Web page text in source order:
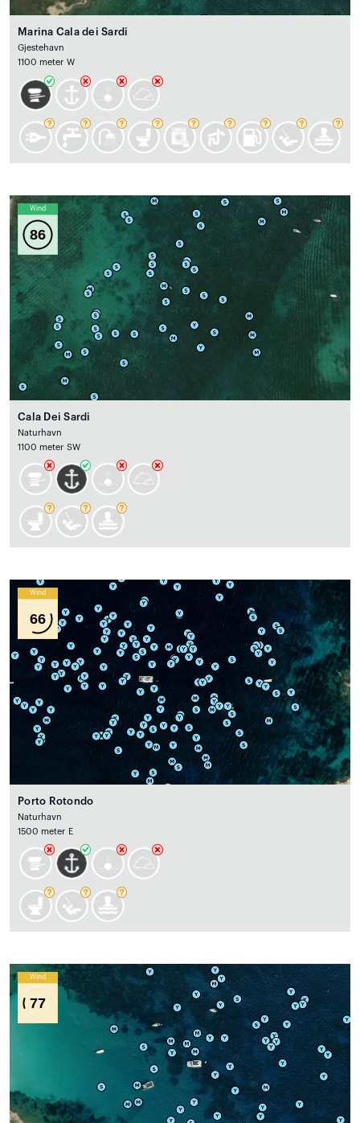
Marina Cala dei Sardi
Gjestehavn
1100 meter W
Wind
86
Cala Dei Sardi
Naturhavn
1100 meter SW
Wind
66
Porto Rotondo
Naturhavn
1500 meter E
Wind
77